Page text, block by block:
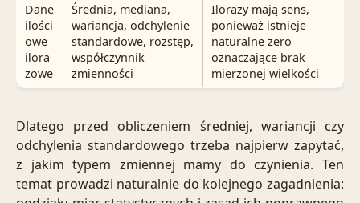
Dane
ilości
owe
ilora
zowe
Średnia, mediana,
wariancja, odchylenie
standardowe, rozstęp,
współczynnik
zmienności
Ilorazy mają sens,
ponieważ istnieje
naturalne zero
oznaczające brak
mierzonej wielkości
Dlatego przed obliczeniem średniej, wariancji czy
odchylenia standardowego trzeba najpierw zapytać,
z jakim typem zmiennej mamy do czynienia. Ten
temat prowadzi naturalnie do kolejnego zagadnienia: